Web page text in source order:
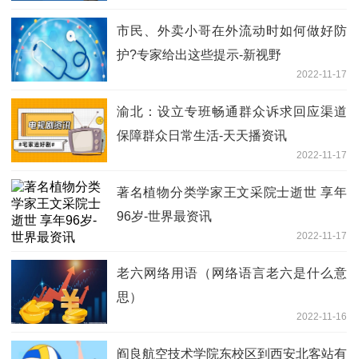
市民、外卖小哥在外流动时如何做好防
护?专家给出这些提示-新视野
2022-11-17
渝北：设立专班畅通群众诉求回应渠道
保障群众日常生活-天天播资讯
2022-11-17
著名植物分类学家王文采院士逝世 享年
96岁-世界最资讯
2022-11-17
老六网络用语（网络语言老六是什么意
思）
2022-11-16
阎良航空技术学院东校区到西安北客站有